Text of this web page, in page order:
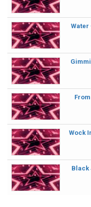
Water
Wock
Black